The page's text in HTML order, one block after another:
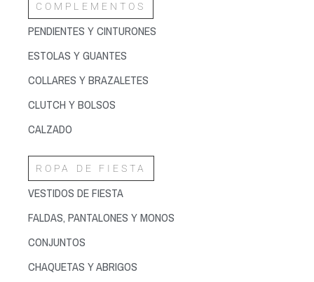
COMPLEMENTOS
PENDIENTES Y CINTURONES
ESTOLAS Y GUANTES
COLLARES Y BRAZALETES
CLUTCH Y BOLSOS
CALZADO
ROPA DE FIESTA
VESTIDOS DE FIESTA
FALDAS, PANTALONES Y MONOS
CONJUNTOS
CHAQUETAS Y ABRIGOS